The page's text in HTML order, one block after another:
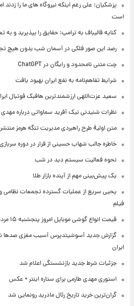
پزشکیان: علی رغم اینکه نیروگاه های ما را
است
کنایه قالیباف به ترامپ: حقایق را بپذیرید و
رصد این صور فلکی در آسمان شب بدون هیچ
چت متنی نامحدود و رایگان در ChatGPT
شرایط تفاهم‌نامه به نفع ایران بهبود یافت
سعید عزت‌اللهی ارزشمندترین هافبک فوتبال
نظرات شنیدنی نیک آفرید سماواتی درباره
متن اولیۀ طرح راهبردی مدیریت تنگه هرمز
خاطره جالب شهاب حسینی از فرار در دوره
نحوه فعالیت سیستم دید در شب
یک پیش‌بینی مهم از آینده بازار طلا
یحیی سریع از عملیات گسترده تجمعات نظامی
فیلم
قیمت انواع گوشی موبایل امروز پنجشنبه ۱۵ مرداد ۱۴۰۵ + جدول
گزارش جدید آسوشیتدپرس آسیب مغزی صدها
ایران
جزئیات شرط جدید بازنشستگی اعلام شد
استوری مهدی طارمی برای ستاره اینتر + عکس
گران‌ترین خرید تاریخ رئال مادرید رونمایی شد